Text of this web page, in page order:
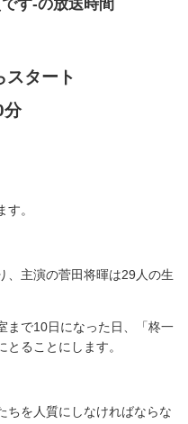
す-の放送時間
スタート
分
す。
、主演の菅田将暉は29 人の生
まで10 日になった日、「柊一
ることにします。
ちを人質にしなければならな